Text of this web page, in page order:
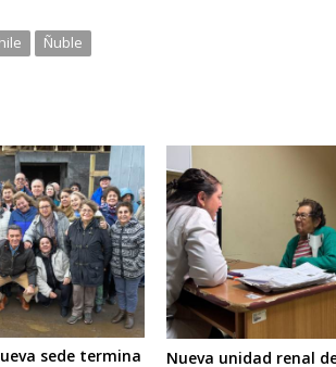
Ñuble
sede termina Nueva unidad renal